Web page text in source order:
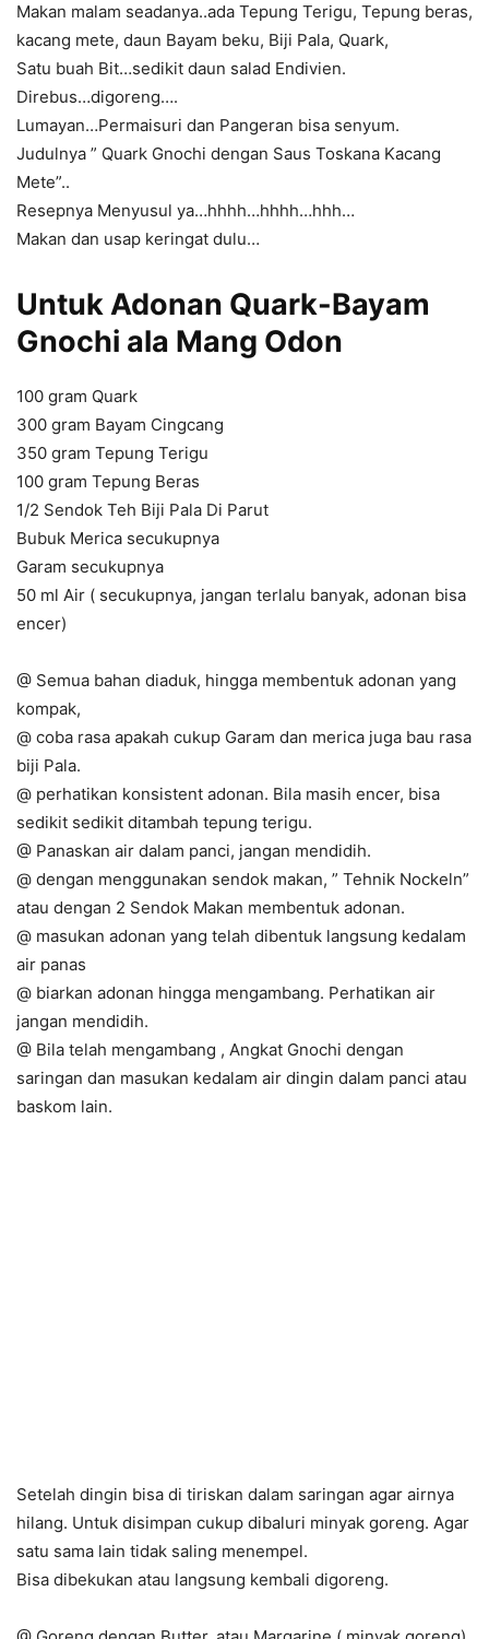
Makan malam seadanya..ada Tepung Terigu, Tepung beras,
kacang mete, daun Bayam beku, Biji Pala, Quark,
Satu buah Bit…sedikit daun salad Endivien.
Direbus…digoreng….
Lumayan…Permaisuri dan Pangeran bisa senyum.
Judulnya ” Quark Gnochi dengan Saus Toskana Kacang
Mete”..
Resepnya Menyusul ya…hhhh…hhhh…hhh…
Makan dan usap keringat dulu…
Untuk Adonan Quark-Bayam
Gnochi ala Mang Odon
100 gram Quark
300 gram Bayam Cingcang
350 gram Tepung Terigu
100 gram Tepung Beras
1/2 Sendok Teh Biji Pala Di Parut
Bubuk Merica secukupnya
Garam secukupnya
50 ml Air ( secukupnya, jangan terlalu banyak, adonan bisa
encer)
@ Semua bahan diaduk, hingga membentuk adonan yang
kompak,
@ coba rasa apakah cukup Garam dan merica juga bau rasa
biji Pala.
@ perhatikan konsistent adonan. Bila masih encer, bisa
sedikit sedikit ditambah tepung terigu.
@ Panaskan air dalam panci, jangan mendidih.
@ dengan menggunakan sendok makan, ” Tehnik Nockeln”
atau dengan 2 Sendok Makan membentuk adonan.
@ masukan adonan yang telah dibentuk langsung kedalam
air panas
@ biarkan adonan hingga mengambang. Perhatikan air
jangan mendidih.
@ Bila telah mengambang , Angkat Gnochi dengan
saringan dan masukan kedalam air dingin dalam panci atau
baskom lain.
Setelah dingin bisa di tiriskan dalam saringan agar airnya
hilang. Untuk disimpan cukup dibaluri minyak goreng. Agar
satu sama lain tidak saling menempel.
Bisa dibekukan atau langsung kembali digoreng.